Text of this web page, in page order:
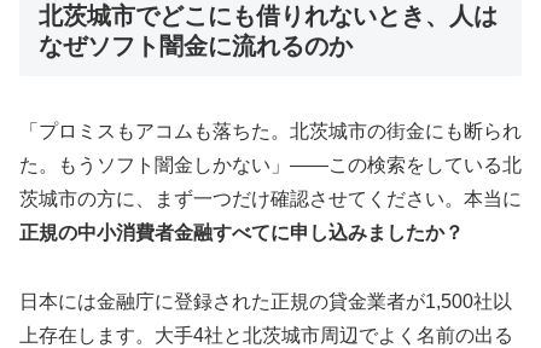
北茨城市でどこにも借りれないとき、人は
なぜソフト闇金に流れるのか
「プロミスもアコムも落ちた。北茨城市の街金にも断られ
た。もうソフト闇金しかない」——この検索をしている北
茨城市の方に、まず一つだけ確認させてください。本当に
正規の中小消費者金融すべてに申し込みましたか？
日本には金融庁に登録された正規の貸金業者が1,500社以
上存在します。大手4社と北茨城市周辺でよく名前の出る